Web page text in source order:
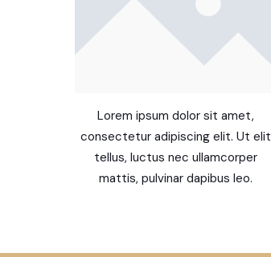
Lorem ipsum dolor sit amet,
consectetur adipiscing elit. Ut elit
tellus, luctus nec ullamcorper
mattis, pulvinar dapibus leo.